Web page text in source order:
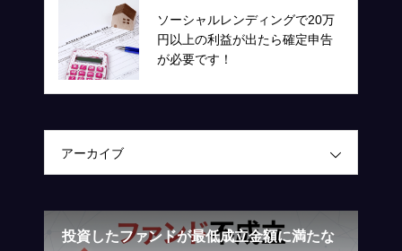
ソーシャルレンディングで20万
円以上の利益が出たら確定申告
が必要です！
アーカイブ
投資したファンドが最低成立金額に満たな